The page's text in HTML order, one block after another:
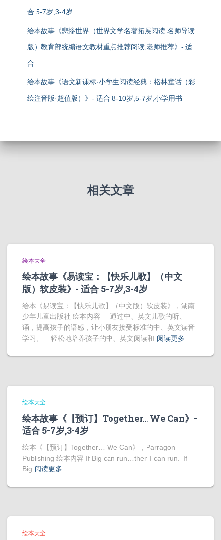
合 5-7岁,3-4岁
绘本故事《悲惨世界（世界文学名著拓展阅读:名师导读
版）教育部统编语文教材重点推荐阅读,老师推荐》- 适
合
绘本故事《语文新课标·小学生阅读经典：格林童话（彩
绘注音版·超值版）》- 适合 8-10岁,5-7岁,小学用书
相关文章
绘本大全
绘本故事《易读宝：【快乐儿歌】（中文
版）软皮装》- 适合 5-7岁,3-4岁
绘本《易读宝：【快乐儿歌】（中文版）软皮装》，湖南
少年儿童出版社 绘本内容 通过中、英文儿歌的听、
诵，提高孩子的语感，让小朋友接受标准的中、英文读音
学习。 轻松地培养孩子的中、英文阅读和 阅读更多
绘本大全
绘本故事《【预订】Together… We Can》-
适合 5-7岁,3-4岁
绘本《【预订】Together… We Can》，Parragon
Publishing 绘本内容 If Big can run…then I can run. If
Big 阅读更多
绘本大全